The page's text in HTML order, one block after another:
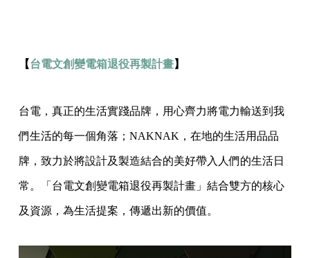
【台電文創變電箱退役再製計畫】
台電，真正的生活實踐品牌，用心齊力將電力輸送到我
們生活的每一個角落；NAKNAK，在地的生活用品品
牌，致力於將設計及製造結合的美好帶入人們的生活日
常。「台電文創變電箱退役再製計畫」結合雙方的核心
及資源，為生活提案，傳遞出新的價值。